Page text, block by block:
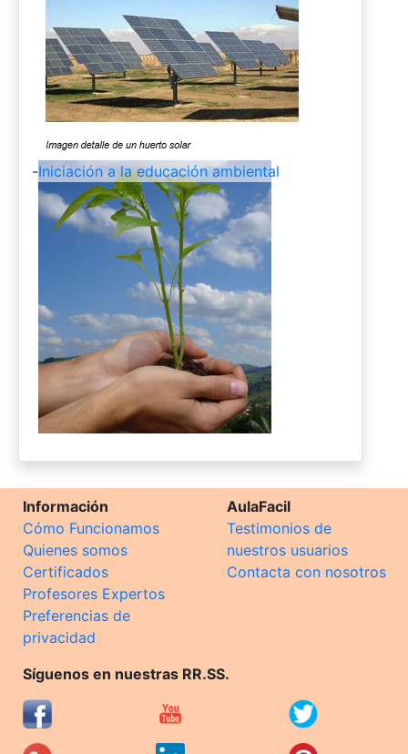
-Iniciación a la educación ambiental
Información
Cómo Funcionamos
Quienes somos
Certificados
Profesores Expertos
Preferencias de
privacidad
AulaFacil
Testimonios de
nuestros usuarios
Contacta con nosotros
Síguenos en nuestras RR.SS.